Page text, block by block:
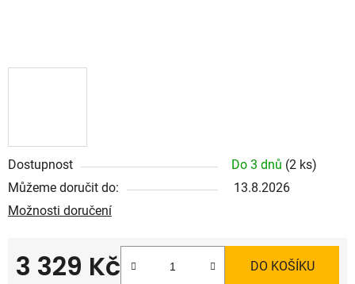
Dostupnost Do 3 dnů (2 ks)
Můžeme doručit do:
13.8.2026
Možnosti doručení
3 329 Kč DO KOŠÍKU